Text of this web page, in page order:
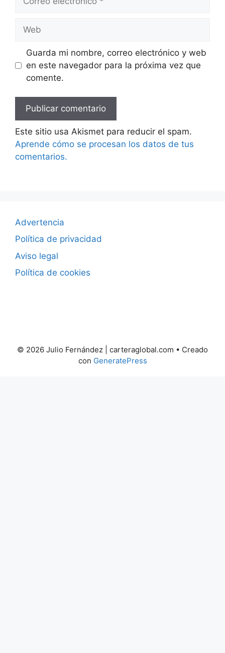
electrónico
Guarda mi nombre, correo electrónico y web
en este navegador para la próxima vez que
comente.
Este sitio usa Akismet para reducir el spam.
Aprende cómo se procesan los datos de tus
comentarios.
Advertencia
Política de privacidad
Aviso legal
Política de cookies
© 2026 Julio Fernández | carteraglobal.com • Creado
con GeneratePress